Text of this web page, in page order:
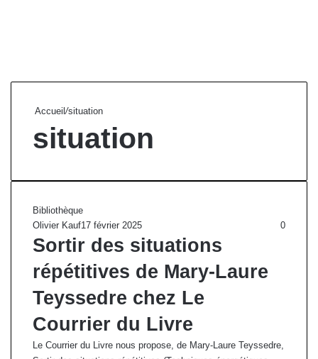
Accueil/situation
situation
Bibliothèque
Olivier Kauf17 février 2025 0
Sortir des situations
répétitives de Mary-Laure
Teyssedre chez Le
Courrier du Livre
Le Courrier du Livre nous propose, de Mary-Laure Teyssedre,